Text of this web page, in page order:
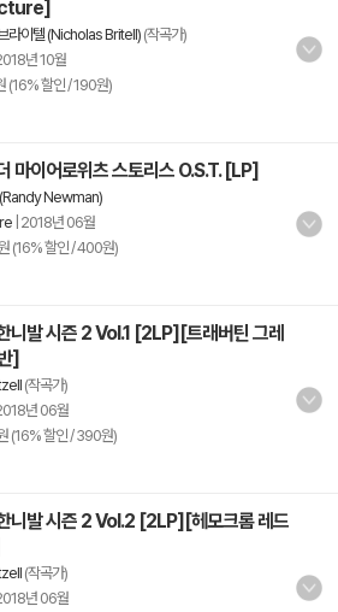
라이텔 (Nicholas Britell) (작곡가)
년 10월
(16% 할인 / 190원)
마이어로위츠 스토리스 O.S.T. [LP]
(Randy Newman)
2018년 06월
(16% 할인 / 400원)
니발 시즌 2 Vol.1 [2LP][트래버틴 그레
]
(작곡가)
년 06월
(16% 할인 / 390원)
니발 시즌 2 Vol.2 [2LP][헤모크롬 레드
(작곡가)
년 06월